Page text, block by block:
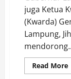
juga Ketua
(Kwarda)
Lampung,
Read More